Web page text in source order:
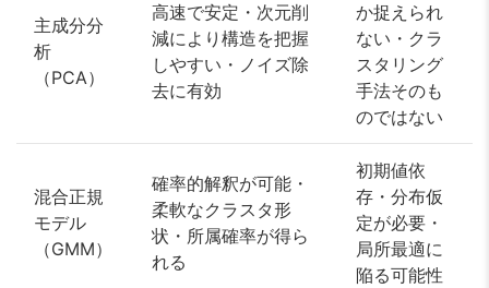
主成分分
析
（PCA）
高速で安定・次元削
減により構造を把握
しやすい・ノイズ除
去に有効
か捉えられ
ない・クラ
スタリング
手法そのも
のではない
混合正規
モデル
（GMM）
確率的解釈が可能・
柔軟なクラスタ形
状・所属確率が得ら
れる
初期値依
存・分布仮
定が必要・
局所最適に
陥る可能性